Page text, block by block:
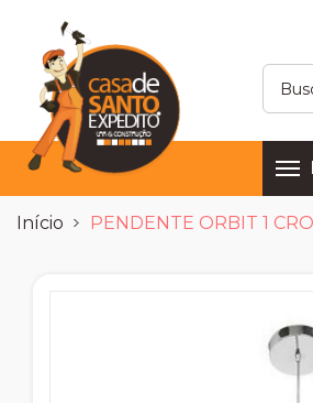
Início PENDENTE ORBIT 1